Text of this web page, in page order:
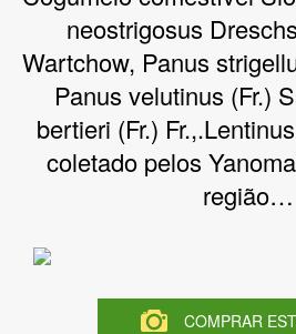
Bioma / Bacia
Subtema
neostrigosus
Wartchow, Panus
Panus velutinus (Fr.)
bertieri (Fr.)
coletado pelos
região…
COMPRAR